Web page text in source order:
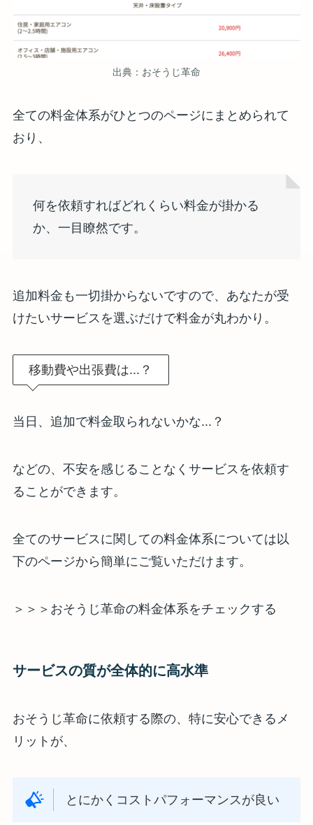
出典：おそうじ革命
全ての料金体系がひとつのページにまとめられて
おり、
何を依頼すればどれくらい料金が掛かる
か、一目瞭然です。
追加料金も一切掛からないですので、あなたが受
けたいサービスを選ぶだけで料金が丸わかり。
移動費や出張費は...？
当日、追加で料金取られないかな...？
などの、不安を感じることなくサービスを依頼す
ることができます。
全てのサービスに関しての料金体系については以
下のページから簡単にご覧いただけます。
＞＞＞おそうじ革命の料金体系をチェックする
サービスの質が全体的に高水準
おそうじ革命に依頼する際の、特に安心できるメ
リットが、
とにかくコストパフォーマンスが良い